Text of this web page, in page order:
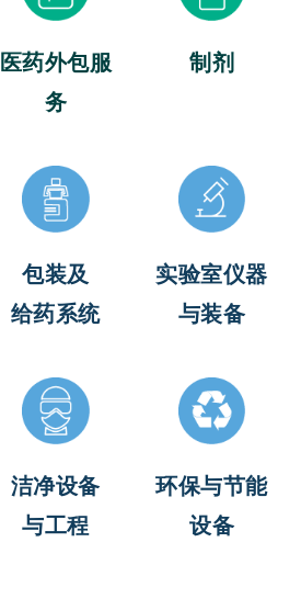
医药外包服
务
制剂
包装及
给药系统
实验室仪器
与装备
洁净设备
与工程
环保与节能
设备